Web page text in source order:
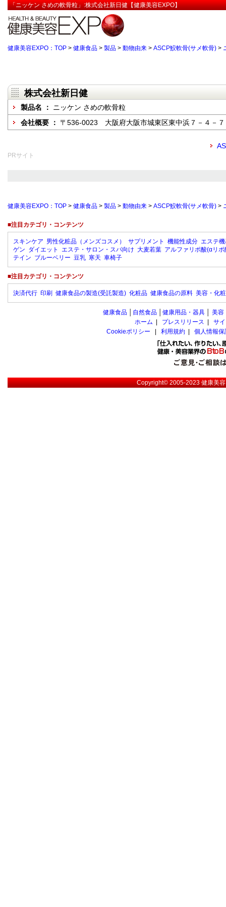
「ニッケン さめの軟骨粒」:株式会社新日健【健康美容EXPO】
健康美容EXPO：TOP > 健康食品 > 製品 > 動物由来 > ASCP鮫軟骨(サメ軟骨) >
株式会社新日健
製品名 ： ニッケン さめの軟骨粒
会社概要 ： 〒536-0023 大阪府大阪市城東区東中浜７－４－７
PRサイト
健康美容EXPO：TOP > 健康食品 > 製品 > 動物由来 > ASCP鮫軟骨(サメ軟骨) >
■注目カテゴリ・コンテンツ
スキンケア 男性化粧品（メンズコスメ） サプリメント 機能性成分 エステ
ゲン ダイエット エステ・サロン・スパ向け 大麦若葉 アルファリポ酸(αリポ
テイン ブルーベリー 豆乳 寒天 車椅子
■注目カテゴリ・コンテンツ
決済代行 印刷 健康食品の製造(受託製造) 化粧品 健康食品の原料 美容・化
健康食品 自然食品 健康用品・器具 美容
ホーム
プレスリリース
サ
Cookieポリシー
利用規約 個人情報
Copyright© 2005-2023健康美